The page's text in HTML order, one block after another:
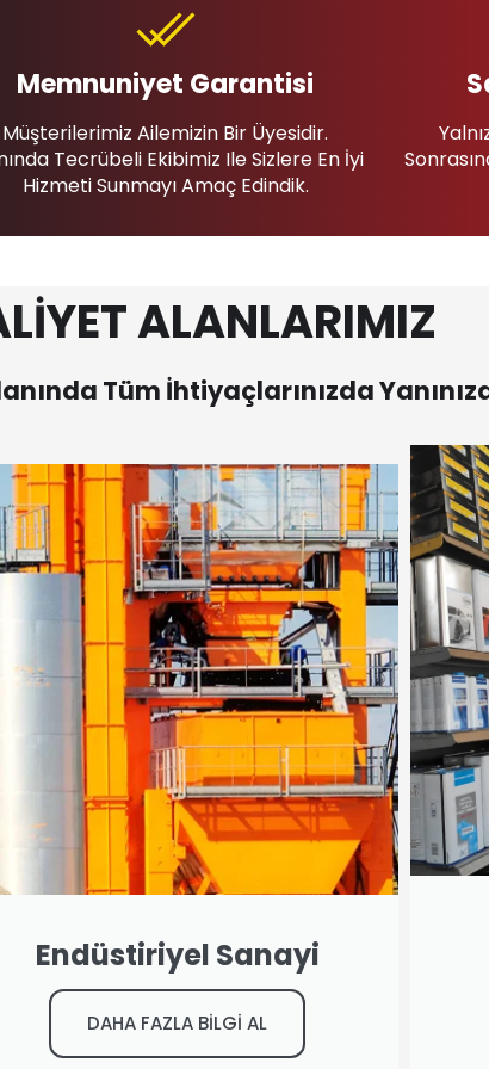
Memnuniyet Garantisi
Müşterilerimiz Ailemizin Bir Üyesidir.
Tecrübeli Ekibimiz Ile Sizlere En İyi
Hizmeti Sunmayı Amaç Edindik.
ALANLARIMIZ
Tüm İhtiyaçlarınızda
Endüstiriyel Sanayi
DAHA FAZLA BİLGİ AL